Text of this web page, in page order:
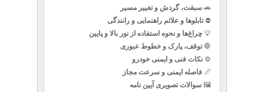
🚗 سبقت، گردش و تغییر مسیر
⛔تابلوها و علائم راهنمایی و رانندگی
💡 چراغ‌ها و نحوه استفاده از نور بالا و پایین
🛑توقف، پارک و خطوط عبوری
⚙️ نکات فنی و ایمنی خودرو
📏 فاصله ایمنی و سرعت مجاز
🖼️ سوالات تصویری آیین نامه